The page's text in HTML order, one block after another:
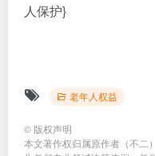
人保护}
老年人权益
© 版权声明
本文著作权归属原作者（不二